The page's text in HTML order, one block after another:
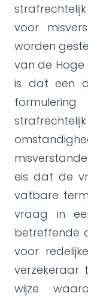
voor
worden
van de
is dat een
eis dat de
vatbare
vraag in
betreffende
voor
wijze